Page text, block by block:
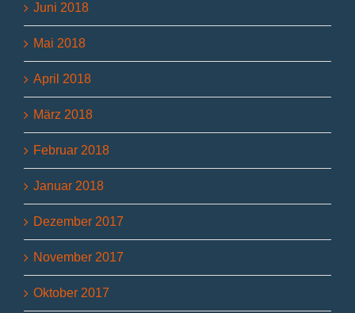
Juni 2018
Mai 2018
April 2018
März 2018
Februar 2018
Januar 2018
Dezember 2017
November 2017
Oktober 2017